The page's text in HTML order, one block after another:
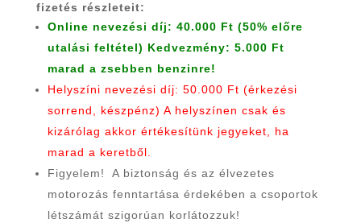
fizetés részleteit:
Online nevezési díj: 40.000 Ft (50% előre
utalási feltétel) Kedvezmény: 5.000 Ft
marad a zsebben benzinre!
Helyszíni nevezési díj: 50.000 Ft (érkezési
sorrend, készpénz) A helyszínen csak és
kizárólag akkor értékesítünk jegyeket, ha
marad a keretből.
Figyelem! A biztonság és az élvezetes
motorozás fenntartása érdekében a csoportok
létszámát szigorúan korlátozzuk!